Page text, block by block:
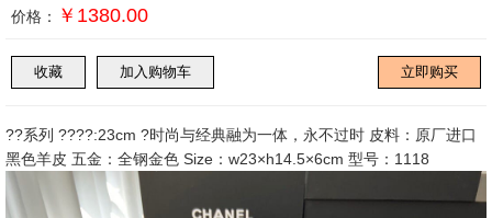
价格： ￥1380.00
??系列 ????:23cm ?时尚与经典融为一体，永不过时 皮料：原厂进口
黑色羊皮 五金：全钢金色 Size：w23×h14.5×6cm 型号：1118